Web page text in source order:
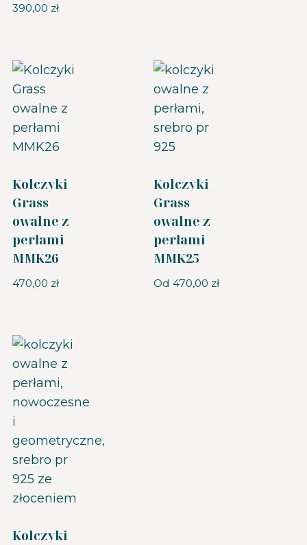
390,00 zł
Kolczyki
Grass
owalne z
perłami
MMK26
470,00 zł
Kolczyki
Grass
owalne z
perłami
MMK25
Od 470,00 zł
Kolczyki